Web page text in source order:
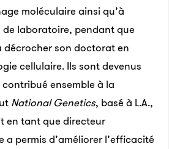
moléculaire ainsi qu’à
de laboratoire, pendant que
décrocher son doctorat en
cellulaire. Ils sont devenus
ensemble à la
National Genetics, basé à L.A.,
en tant que directeur
permis d’améliorer l’efficacité